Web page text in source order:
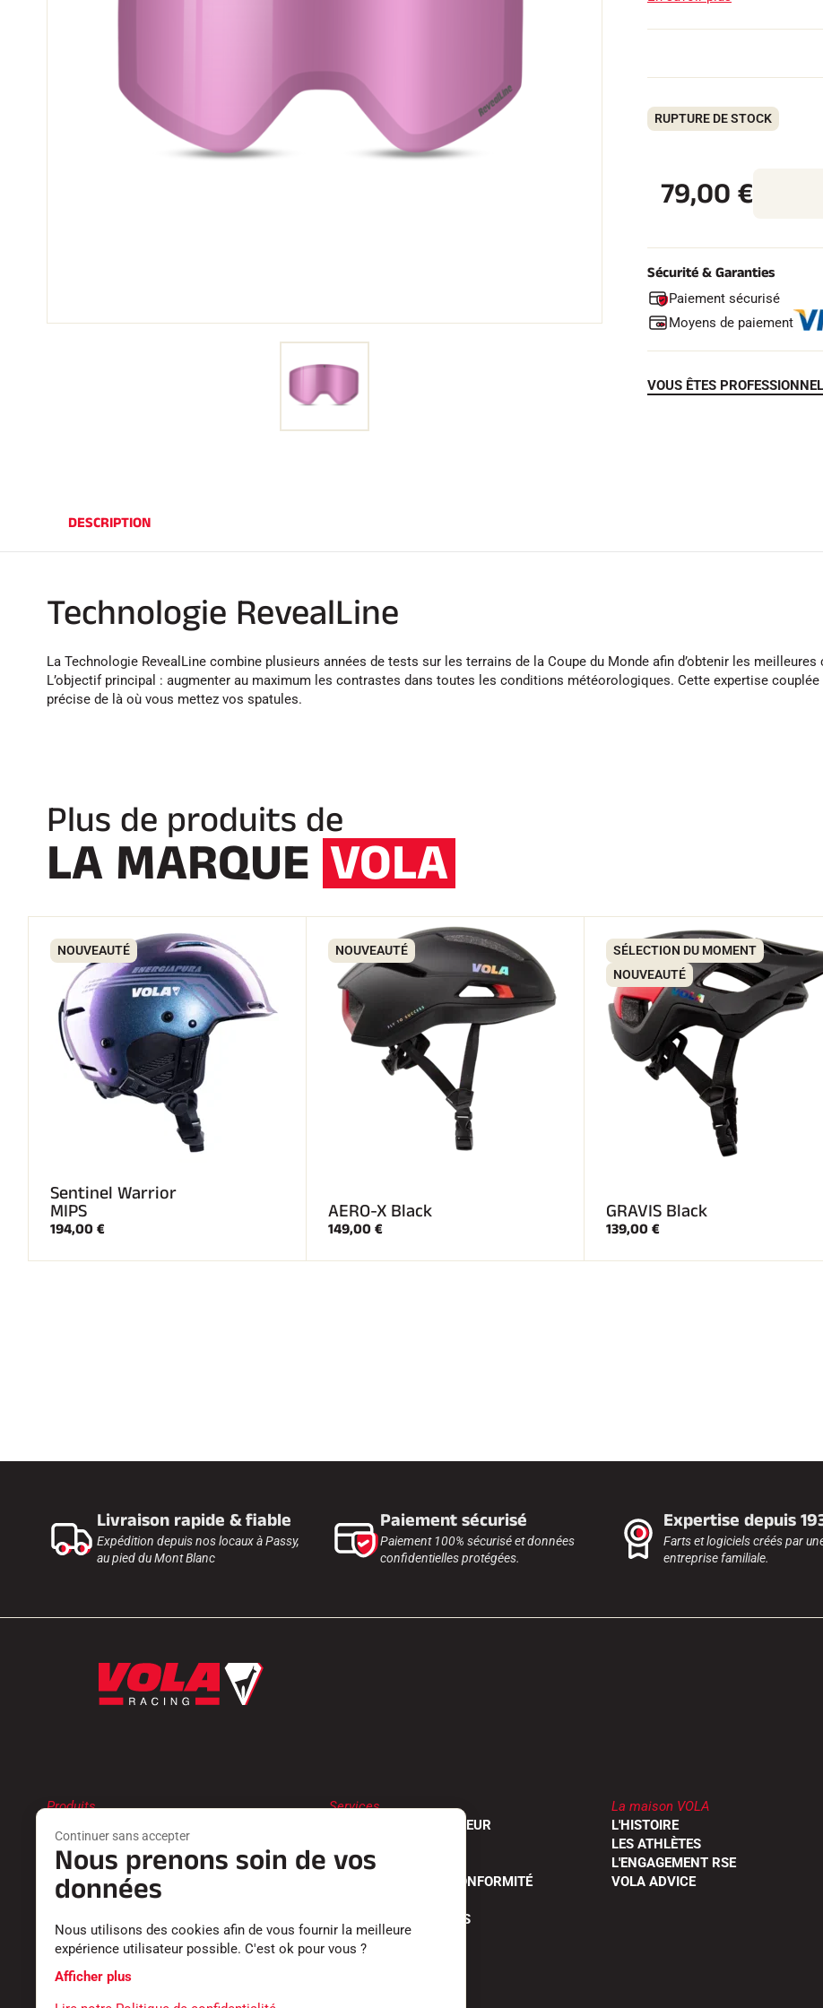
COMPÉTITION
SKI TOUT
TERRAIN
RUPTURE DE STOCK
79,00€
Sécurité & Garanties
Paiement sécurisé
Moyens de paiement
VOUS ÊTES
DESCRIPTION
Technologie RevealLine
La Technologie RevealLine combine plusieurs années de tests sur les terrains de la Coupe du Monde afin d’obtenir les
L’objectif principal : augmenter au maximum les contrastes dans toutes les conditions météorologiques. Cette expertise
précise de là où vous mettez vos spatules.
Plus de produits de
LA MARQUE VOLA
NOUVEAUTÉ
Sentinel Warrior
MIPS
194,00 €
NOUVEAUTÉ
AERO-X Black
149,00 €
SÉLECTION DU MOMENT
NOUVEAUTÉ
GRAVIS Black
139,00 €
Livraison rapide & fiable
Expédition depuis nos locaux à Passy,
au pied du Mont Blanc
Paiement sécurisé
Paiement 100% sécurisé et données
confidentielles protégées.
Expertise depuis
Farts et logiciels créés par
entreprise familiale.
Produits
ACCESSOIRES
EQUIPEMENTS
TEXTILE
CHRONOMÉTRAGE
Services
TROUVER UN REVENDEUR
LES CATALOGUES
DÉCLARATIONS DE CONFORMITÉ
FOIRE AUX QUESTIONS
La maison VOLA
L'HISTOIRE
LES ATHLÈTES
L'ENGAGEMENT RSE
VOLA ADVICE
Continuer sans accepter
Nous prenons soin de vos
données
Nous utilisons des cookies afin de vous fournir la meilleure
expérience utilisateur possible. C'est ok pour vous ?
Afficher plus